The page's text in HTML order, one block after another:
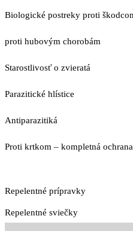
Biologické postreky proti
proti hubovým chorobám
Starostlivosť o zvieratá
Parazitické hlístice
Antiparazitiká
Proti krtkom – kompletná
Repelentné prípravky
Repelentné sviečky